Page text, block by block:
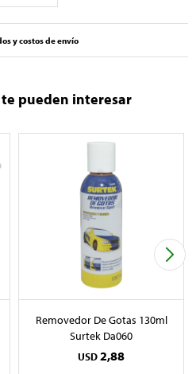
y costos de envío
pueden interesar
Removedor De Gotas 130ml
Surtek Da060
USD2,88